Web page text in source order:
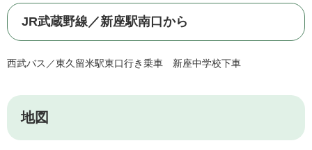
JR武蔵野線／新座駅南口から
西武バス／東久留米駅東口行き乗車 新座中学校下車
地図